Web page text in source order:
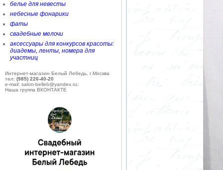
белье для невесты
небесные фонарики
фаты
свадебные мелочи
аксессуары для конкурсов красоты:
диадемы, ленты, номера для
участниц
Интернет-магазин Белый Лебедь, г.Москва
тел: (985) 226-40-20
e-mail: salon-belleb@yandex.ru;
Наша группа ВКОНТАКТЕ